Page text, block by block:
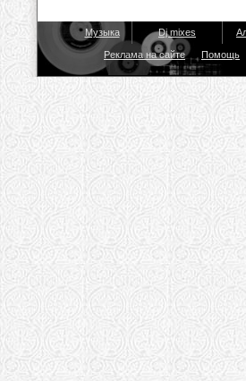
Музыка Dj mixes
Реклама на сайте Помощь